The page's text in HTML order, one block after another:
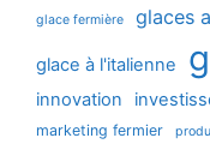
glace fermière glaces
glace à l'italienne
innovation
marketing fermier